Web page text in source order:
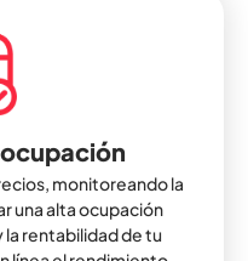
monitoreando la
una alta ocupación
rentabilidad de tu